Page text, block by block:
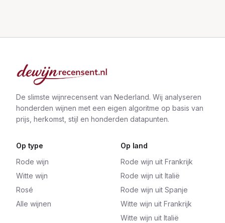
De slimste wijnrecensent van Nederland. Wij analyseren
honderden wijnen met een eigen algoritme op basis van
prijs, herkomst, stijl en honderden datapunten.
Op type
Rode wijn
Witte wijn
Rosé
Alle wijnen
Op land
Rode wijn uit Frankrijk
Rode wijn uit Italië
Rode wijn uit Spanje
Witte wijn uit Frankrijk
Witte wijn uit Italië